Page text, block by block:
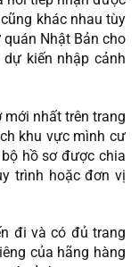
khác nhau tùy
Nhật Bản cho
kiến nhập cảnh
mới nhất trên trang
khu vực mình cư
hồ sơ được chia
trình hoặc đơn vị
đi và có đủ trang
của hãng hàng